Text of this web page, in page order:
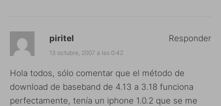
piritel
13 octubre, 2007 a las 0:42
Hola todos, sólo comentar que el método de
download de baseband de 4.13 a 3.18 funciona
perfectamente, tenía un iphone 1.0.2 que se me
Responder